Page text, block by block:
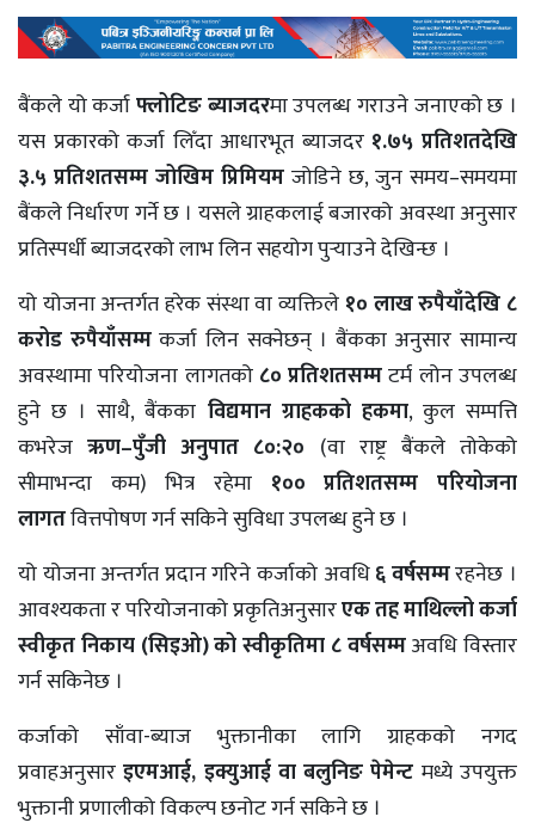
बैंकले यो कर्जाफ्लोटिङ ब्याजदरमा उपलब्ध गराउने जनाएको छ ।
यस प्रकारको कर्जा लिँदा आधारभूत ब्याजदर १.७५ प्रतिशतदेखि
३.५ प्रतिशतसम्म जोखिम प्रिमियम जोडिने छ, जुन समय–समयमा
बैंकले निर्धारण गर्ने छ । यसले ग्राहकलाई बजारको अवस्था अनुसार
प्रतिस्पर्धी ब्याजदरको लाभ लिन सहयोग पुर्‍याउने देखिन्छ ।
यो योजना अन्तर्गत हरेक संस्था वा व्यक्तिले १० लाख रुपैयाँदेखि ८
करोड रुपैयाँसम्मकर्जा लिन सक्नेछन् । बैंकका अनुसार सामान्य
अवस्थामा परियोजना लागतको ८० प्रतिशतसम्मटर्म लोन उपलब्ध
हुने छ । साथै, बैंकका विद्यमान ग्राहकको हकमा, कुल सम्पत्ति
कभरेजऋण–पुँजी अनुपात ८०:२० (वा राष्ट्र बैंकले तोकेको
सीमाभन्दा कम) भित्र रहेमा १०० प्रतिशतसम्म परियोजना
लागतवित्तपोषण गर्न सकिने सुविधा उपलब्ध हुने छ ।
यो योजना अन्तर्गत प्रदान गरिने कर्जाको अवधि६ वर्षसम्मरहनेछ ।
आवश्यकता र परियोजनाको प्रकृतिअनुसारएक तह माथिल्लो कर्जा
स्वीकृत निकाय (सिइओ) को स्वीकृतिमा ८ वर्षसम्मअवधि विस्तार
गर्न सकिनेछ ।
कर्जाको साँवा-ब्याज भुक्तानीका लागि ग्राहकको नगद
प्रवाहअनुसारइएमआई, इक्युआई वा बलुनिङ पेमेन्ट मध्ये उपयुक्त
भुक्तानी प्रणालीको विकल्प छनोट गर्न सकिने छ ।